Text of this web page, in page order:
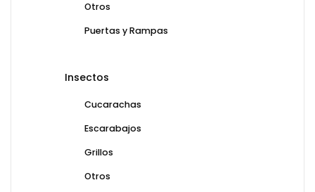
Otros
Puertas y Rampas
Insectos
Cucarachas
Escarabajos
Grillos
Otros